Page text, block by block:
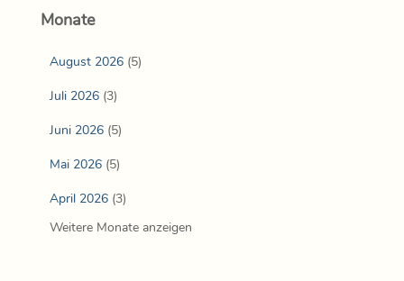
Monate
August 2026 (5)
Juli 2026 (3)
Juni 2026 (5)
Mai 2026 (5)
April 2026 (3)
Weitere Monate anzeigen